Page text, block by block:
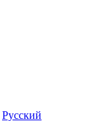
Русский